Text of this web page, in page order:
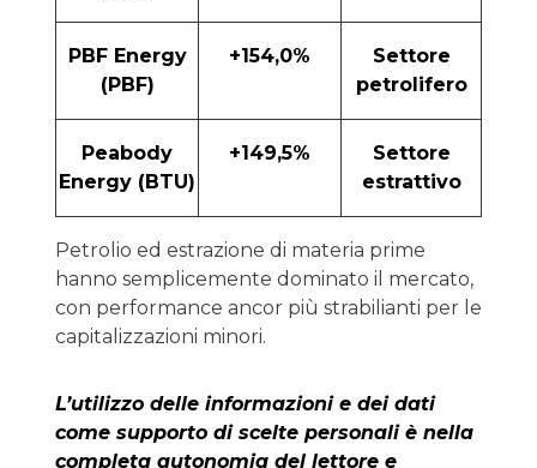
PBF Energy
(PBF)
+154,0%
Settore
petrolifero
Peabody
Energy (BTU)
+149,5%
Settore
estrattivo
Petrolio ed estrazione di materia prime
hanno semplicemente dominato il mercato,
con performance ancor più strabilianti per le
capitalizzazioni minori.
L’utilizzo delle informazioni e dei dati
come supporto di scelte personali è nella
completa autonomia del lettore e